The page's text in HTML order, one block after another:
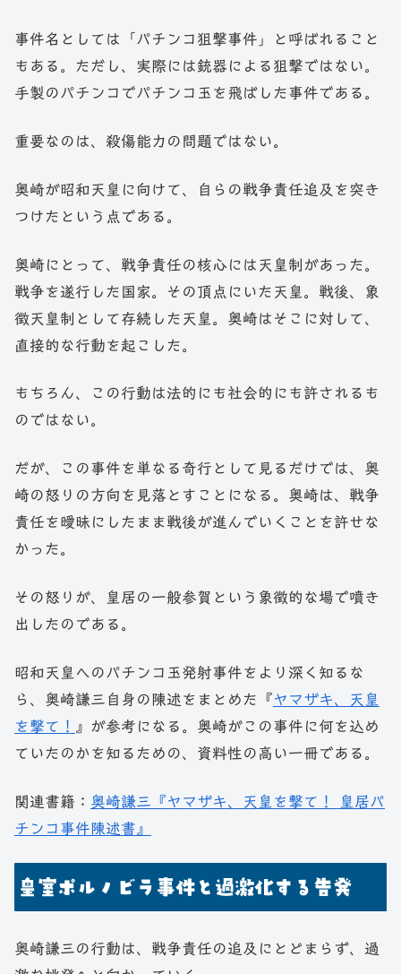
事件名としては「パチンコ狙撃事件」と呼ばれること
もある。ただし、実際には銃器による狙撃ではない。
手製のパチンコでパチンコ玉を飛ばした事件である。
重要なのは、殺傷能力の問題ではない。
奥崎が昭和天皇に向けて、自らの戦争責任追及を突き
つけたという点である。
奥崎にとって、戦争責任の核心には天皇制があった。
戦争を遂行した国家。その頂点にいた天皇。戦後、象
徴天皇制として存続した天皇。奥崎はそこに対して、
直接的な行動を起こした。
もちろん、この行動は法的にも社会的にも許されるも
のではない。
だが、この事件を単なる奇行として見るだけでは、奥
崎の怒りの方向を見落とすことになる。奥崎は、戦争
責任を曖昧にしたまま戦後が進んでいくことを許せな
かった。
その怒りが、皇居の一般参賀という象徴的な場で噴き
出したのである。
昭和天皇へのパチンコ玉発射事件をより深く知るな
ら、奥崎謙三自身の陳述をまとめた『ヤマザキ、天皇
を撃て！
』が参考になる。奥崎がこの事件に何を込め
ていたのかを知るための、資料性の高い一冊である。
関連書籍： 奥崎謙三『ヤマザキ、天皇を撃て！ 皇居パ
チンコ事件陳述書』
皇室ポルノビラ事件と過激化する告発
奥崎謙三の行動は、戦争責任の追及にとどまらず、過